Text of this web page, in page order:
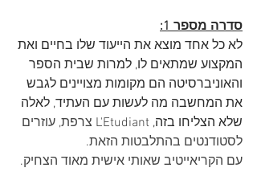
סדרה מספר 1:
לא כל אחד מוצא את הייעוד שלו בחיים ואת
המקצוע שמתאים לו, למרות שבית הספר
והאוניברסיטה הם מקומות מצויינים לגבש
את המחשבה מה לעשות עם העתיד, לאלה
שלא הצליחו בזה,
L'Etudiant צרפת, עוזרים
לסטודנטים בהתלבטות הזאת.
עם הקריאייטיב שאותי אישית מאוד הצחיק.